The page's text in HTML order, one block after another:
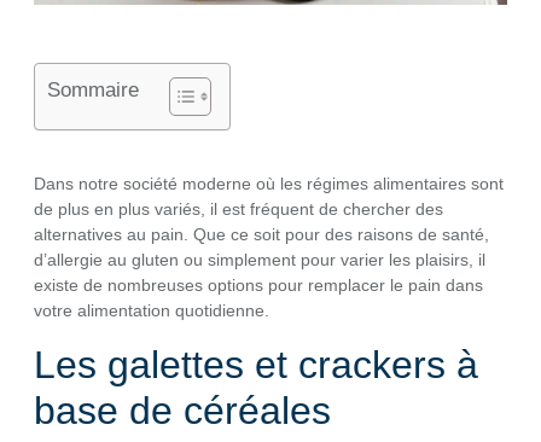
Sommaire
Dans notre société moderne où les régimes alimentaires sont
de plus en plus variés, il est fréquent de chercher des
alternatives au pain. Que ce soit pour des raisons de santé,
d’allergie au gluten ou simplement pour varier les plaisirs, il
existe de nombreuses options pour remplacer le pain dans
votre alimentation quotidienne.
Les galettes et crackers à
base de céréales